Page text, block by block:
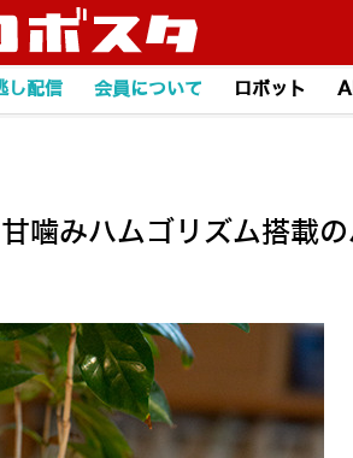
し配信 会員について ロボット AI
噛みハムゴリズム搭載